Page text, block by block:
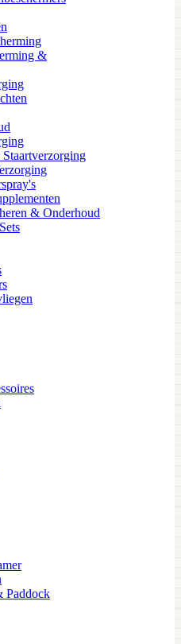
&
& Onderhoud
Paddock